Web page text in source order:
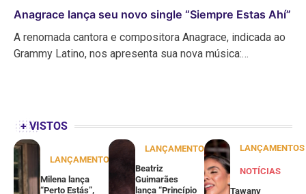
Anagrace lança seu novo single “Siempre Estas Ahí”
A renomada cantora e compositora Anagrace, indicada ao
Grammy Latino, nos apresenta sua nova música:…
+ VISTOS
LANÇAMENTOS
Milena lança
“Perto Estás”,
LANÇAMENTOS
Beatriz
Guimarães
lança “Princípio
LANÇAMENTOS
NOTÍCIAS
Tawany